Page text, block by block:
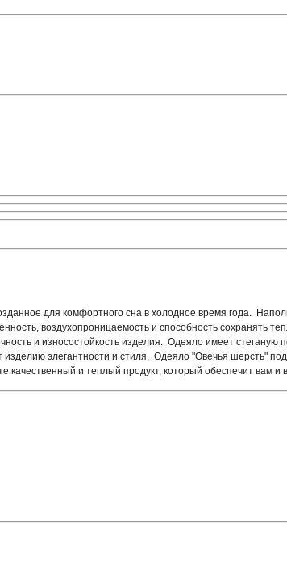
для комфортного сна в холодное время года.
воздухопроницаемость и способность сохранять
и износостойкость изделия. Одеяло имеет
элегантности и стиля. Одеяло "Овечья шерсть"
и теплый продукт, который обеспечит вам